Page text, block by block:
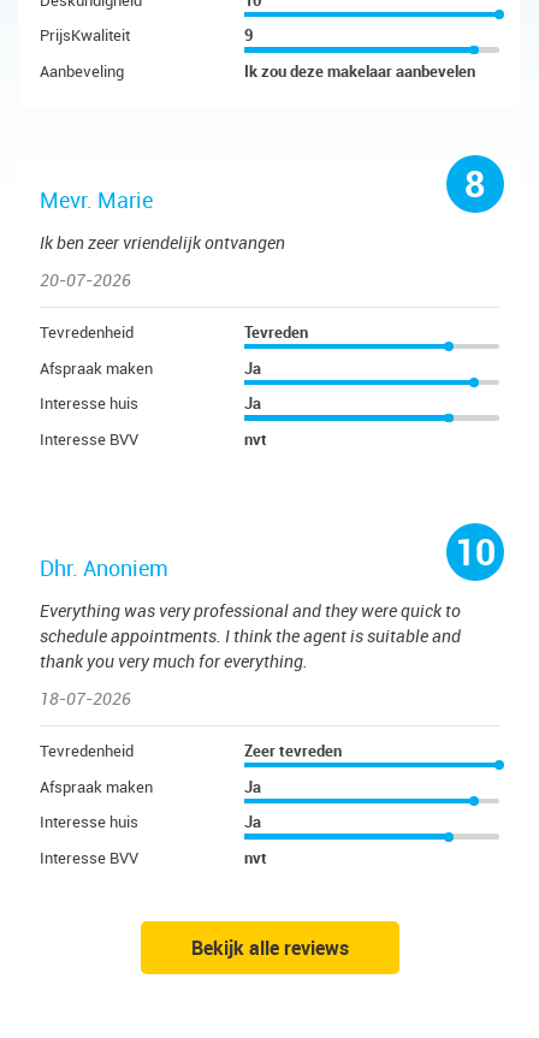
PrijsKwaliteit
9
Aanbeveling
Ik zou deze makelaar aanbevelen
8
Mevr. Marie
Ik ben zeer vriendelijk ontvangen
20-07-2026
Tevredenheid
Tevreden
Afspraak maken
Ja
Interesse huis
Ja
Interesse BVV
nvt
10
Dhr. Anoniem
Everything was very professional and they were quick to
schedule appointments. I think the agent is suitable and
thank you very much for everything.
18-07-2026
Tevredenheid
Zeer tevreden
Afspraak maken
Ja
Interesse huis
Ja
Interesse BVV
nvt
Bekijk alle reviews